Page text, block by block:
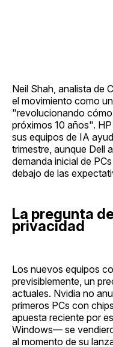
Neil Shah, analista de
el movimiento como
"revolucionando
próximos 10 años".
sus equipos de IA
trimestre, aunque Dell
demanda inicial de
debajo de las
La pregunta
privacidad
Los nuevos equipos
previsiblemente, un
actuales. Nvidia no
primeros PCs con
apuesta reciente por
Windows— se
al momento de su